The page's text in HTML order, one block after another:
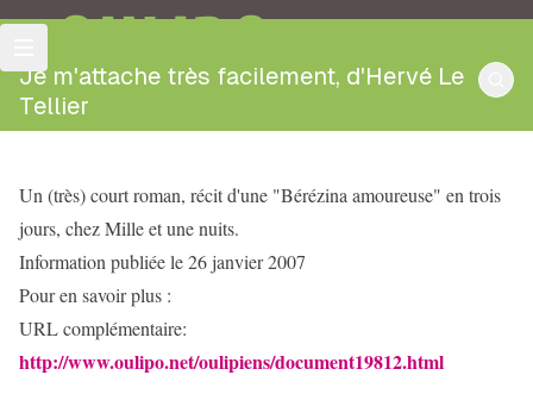
OULIPO
Je m'attache très facilement, d'Hervé Le
Tellier
Un (très) court roman, récit d'une "Bérézina amoureuse" en trois
jours, chez Mille et une nuits.
Information publiée le 26 janvier 2007
Pour en savoir plus :
URL complémentaire:
http://www.oulipo.net/oulipiens/document19812.html